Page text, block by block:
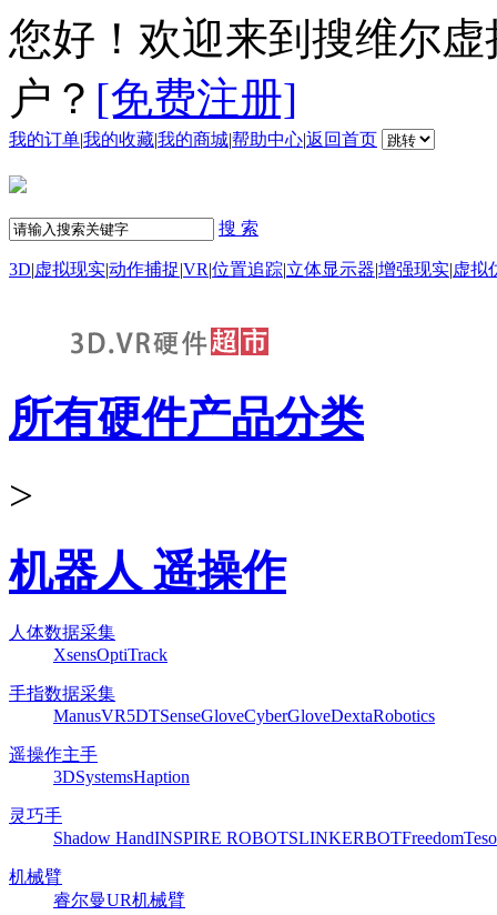
您好！欢迎来到搜维尔
户？ [免费注册]
我的订单|我的收藏|我的商城|帮助中心|返回首页
搜 索
3D|虚拟现实|动作捕捉|VR|位置追踪|立体显示器|增强现实|虚拟
所有硬件产品分类
>
机器人 遥操作
人体数据采集
XsensOptiTrack
手指数据采集
ManusVR5DTSenseGloveCyberGloveDextaRobotics
遥操作主手
3DSystemsHaption
灵巧手
Shadow HandINSPIRE ROBOTSLINKERBOTFreedom
机械臂
睿尔曼UR机械臂